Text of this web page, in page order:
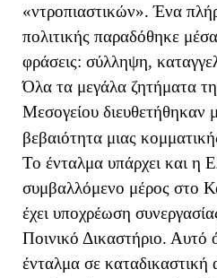
«ντροπιαστικών». Ένα
πολιτικής παραδόθηκε
φράσεις: σύλληψη,
Όλα τα μεγάλα ζητήματα
Μεσογείου διευθετήθηκαν
βεβαιότητα μιας
Το ένταλμα υπάρχει και η
συμβαλλόμενο μέρος στο
έχει υποχρέωση
Ποινικό Δικαστήριο. Αυτό
ένταλμα σε